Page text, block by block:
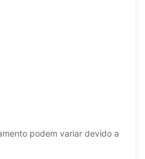
podem variar devido a